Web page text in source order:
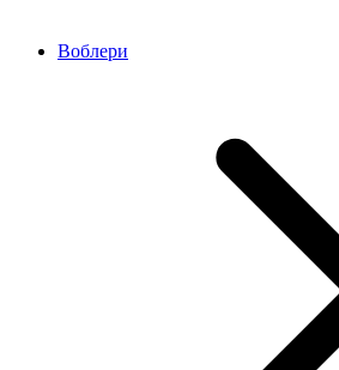
Воблери